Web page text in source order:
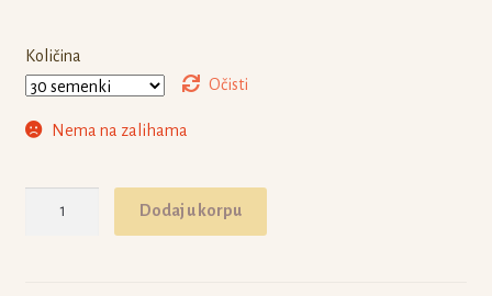
Količina
Očisti
Nema na zalihama
Dodaj u korpu